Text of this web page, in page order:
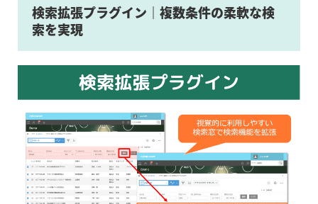
検索拡張プラグイン｜複数条件の柔軟な検
索を実現